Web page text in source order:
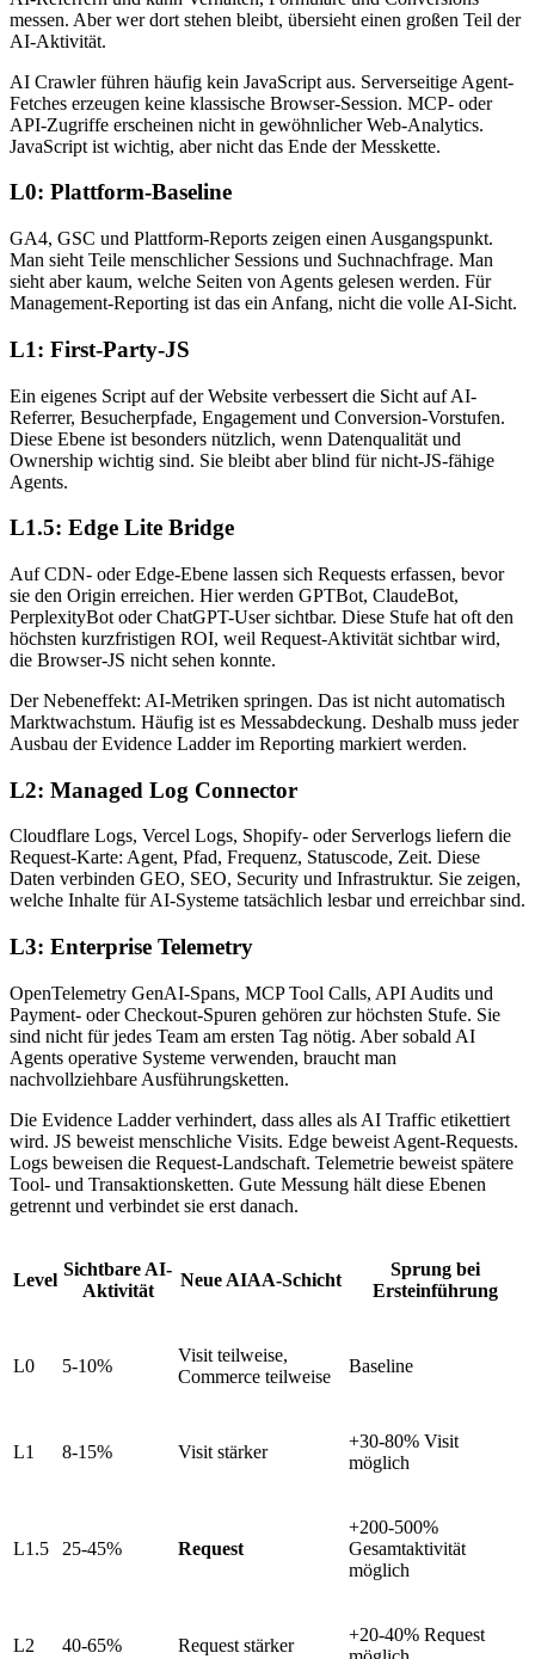
messen. Aber wer dort stehen bleibt, übersieht einen großen Teil der
AI-Aktivität.
AI Crawler führen häufig kein JavaScript aus. Serverseitige Agent-
Fetches erzeugen keine klassische Browser-Session. MCP- oder
API-Zugriffe erscheinen nicht in gewöhnlicher Web-Analytics.
JavaScript ist wichtig, aber nicht das Ende der Messkette.
L0: Plattform-Baseline
GA4, GSC und Plattform-Reports zeigen einen Ausgangspunkt.
Man sieht Teile menschlicher Sessions und Suchnachfrage. Man
sieht aber kaum, welche Seiten von Agents gelesen werden. Für
Management-Reporting ist das ein Anfang, nicht die volle AI-Sicht.
L1: First-Party-JS
Ein eigenes Script auf der Website verbessert die Sicht auf AI-
Referrer, Besucherpfade, Engagement und Conversion-Vorstufen.
Diese Ebene ist besonders nützlich, wenn Datenqualität und
Ownership wichtig sind. Sie bleibt aber blind für nicht-JS-fähige
Agents.
L1.5: Edge Lite Bridge
Auf CDN- oder Edge-Ebene lassen sich Requests erfassen, bevor
sie den Origin erreichen. Hier werden GPTBot, ClaudeBot,
PerplexityBot oder ChatGPT-User sichtbar. Diese Stufe hat oft den
höchsten kurzfristigen ROI, weil Request-Aktivität sichtbar wird,
die Browser-JS nicht sehen konnte.
Der Nebeneffekt: AI-Metriken springen. Das ist nicht automatisch
Marktwachstum. Häufig ist es Messabdeckung. Deshalb muss jeder
Ausbau der Evidence Ladder im Reporting markiert werden.
L2: Managed Log Connector
Cloudflare Logs, Vercel Logs, Shopify- oder Serverlogs liefern die
Request-Karte: Agent, Pfad, Frequenz, Statuscode, Zeit. Diese
Daten verbinden GEO, SEO, Security und Infrastruktur. Sie zeigen,
welche Inhalte für AI-Systeme tatsächlich lesbar und erreichbar sind.
L3: Enterprise Telemetry
OpenTelemetry GenAI-Spans, MCP Tool Calls, API Audits und
Payment- oder Checkout-Spuren gehören zur höchsten Stufe. Sie
sind nicht für jedes Team am ersten Tag nötig. Aber sobald AI
Agents operative Systeme verwenden, braucht man
nachvollziehbare Ausführungsketten.
Die Evidence Ladder verhindert, dass alles als AI Traffic etikettiert
wird. JS beweist menschliche Visits. Edge beweist Agent-Requests.
Logs beweisen die Request-Landschaft. Telemetrie beweist spätere
Tool- und Transaktionsketten. Gute Messung hält diese Ebenen
getrennt und verbindet sie erst danach.
Level
Sichtbare AI-
Aktivität
Neue AIAA-Schicht
Sprung bei
Ersteinführung
L0 5-10%
Visit teilweise,
Commerce teilweise
Baseline
L1 8-15% Visit stärker
+30-80% Visit
möglich
L1.5 25-45% Request
+200-500%
Gesamtaktivität
möglich
L2 40-65% Request stärker
+20-40% Request